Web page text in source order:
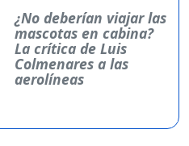
¿No deberían viajar las
mascotas en cabina?
La crítica de Luis
Colmenares a las
aerolíneas